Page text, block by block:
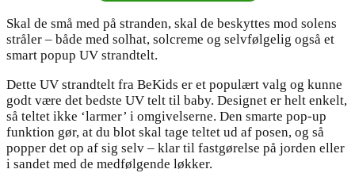
Skal de små med på stranden, skal de beskyttes mod solens
stråler – både med solhat, solcreme og selvfølgelig også et
smart popup UV strandtelt.
Dette UV strandtelt fra BeKids er et populært valg og kunne
godt være det bedste UV telt til baby. Designet er helt enkelt,
så teltet ikke ‘larmer’ i omgivelserne. Den smarte pop-up
funktion gør, at du blot skal tage teltet ud af posen, og så
popper det op af sig selv – klar til fastgørelse på jorden eller
i sandet med de medfølgende løkker.